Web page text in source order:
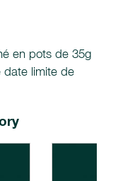
en pots de 35g
date limite de